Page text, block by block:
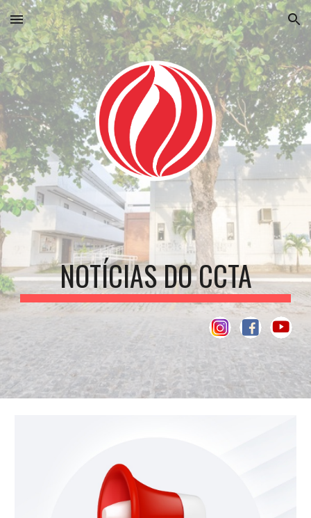
Skip to main content Skip to navigation
NOTÍCIAS DO CCTA